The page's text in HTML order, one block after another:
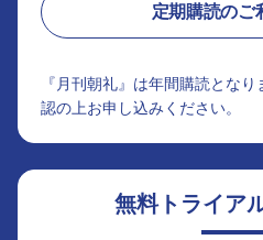
定期購読のご
『月刊朝礼』は年間購読とな
認の上お申し込みください。
無料トライア